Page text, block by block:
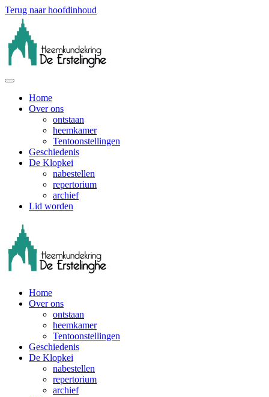
Terug naar hoofdinhoud
Home
Over ons
ontstaan
heemkamer
Tentoonstellingen
Geschiedenis
De Klopkei
nabestellen
repertorium
archief
Lid worden
Home
Over ons
ontstaan
heemkamer
Tentoonstellingen
Geschiedenis
De Klopkei
nabestellen
repertorium
archief